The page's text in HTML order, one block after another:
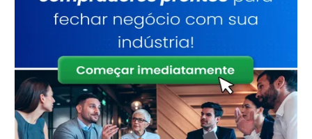
orgânico acetona, IPA, tolueno, diclorometano,
calor acima de 80°C por 2 minutos,
congelamento abaixo de -30°C, tensão
mecânica de descolamento acima de 5 N ou
radiação UV 365 nm prolongada. A
fragmentação da camada de transferência é
irreversível e comprovada em laudo forense